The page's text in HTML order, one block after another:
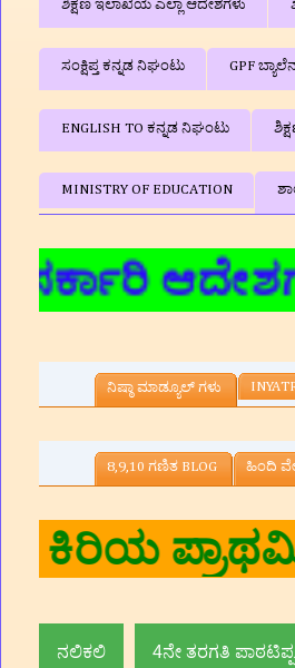
ಶಿಕ್ಷಣ ಇಲಾಖೆಯ ಎಲ್ಲಾ ಆದೇಶಗಳು
ಸಂಕ್ಷಿಪ್ತ ಕನ್ನಡ ನಿಘಂಟು GPF
ENGLISH TO ಕನ್ನಡ ನಿಘಂಟು
MINISTRY OF EDUCATION
ನಿಷ್ಠಾ ಮಾಡ್ಯೂಲ್ ಗಳು
8,9,10 ಗಣಿತ BLOG ಹಿಂದಿ
,ಸಹ
ನಲಿಕಲಿ 4ನೇ ತರಗತಿ